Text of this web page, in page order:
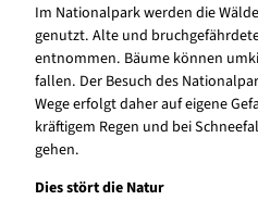
Im Nationalpark werden die
genutzt. Alte und
entnommen. Bäume können
fallen. Der Besuch des
Wege erfolgt daher auf eigene
kräftigem Regen und bei
gehen.
Dies stört die Natur